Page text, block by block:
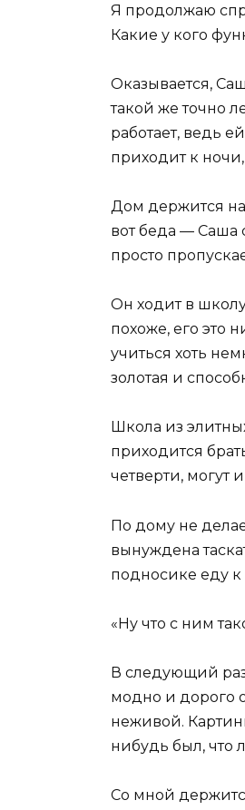
Я продолжаю
Какие у кого
Оказывается,
такой же точно
работает, ведь
приходит к
Дом держится на
вот беда — Саша
просто
Он ходит в
похоже, его это
учиться хоть
золотая и
Школа из
приходится
четверти, могут
По дому не
вынуждена
подносике еду
«Ну что с ним
В следующий
модно и дорого
неживой.
нибудь был, что
Со мной